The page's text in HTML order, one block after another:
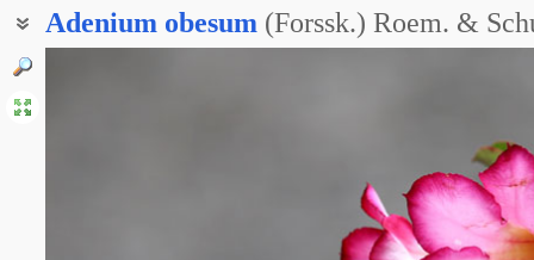
Adenium obesum (Forssk.) Roem. &